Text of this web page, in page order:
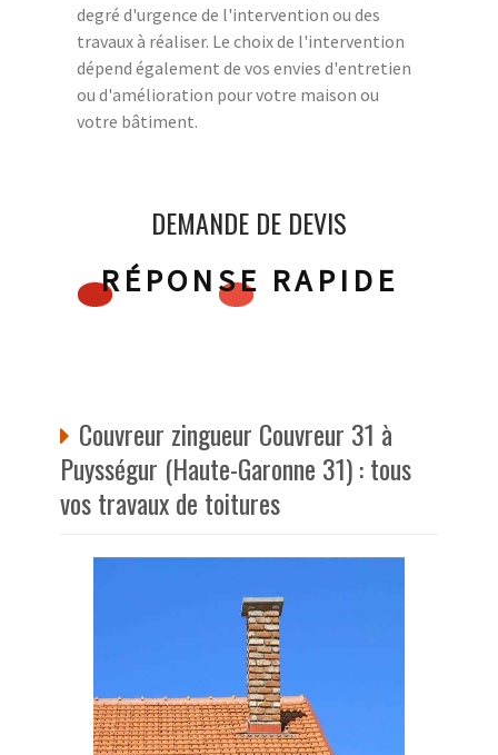
degré d'urgence de l'intervention ou des
travaux à réaliser. Le choix de l'intervention
dépend également de vos envies d'entretien
ou d'amélioration pour votre maison ou
votre bâtiment.
DEMANDE DE DEVIS
RÉPONSE RAPIDE
Couvreur zingueur Couvreur 31 à
Puysségur (Haute-Garonne 31) : tous
vos travaux de toitures